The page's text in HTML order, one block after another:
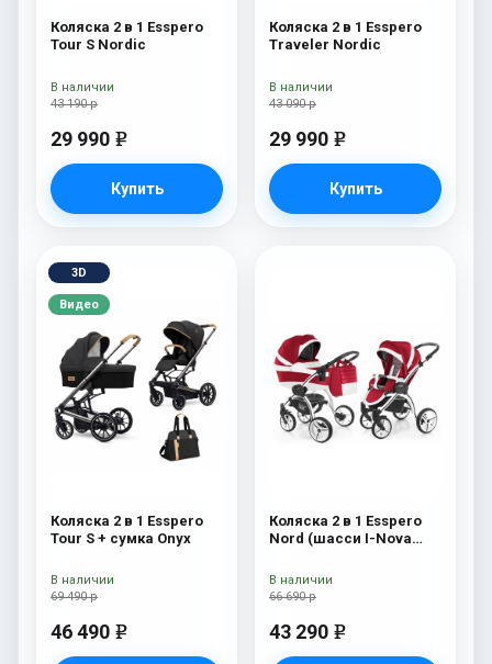
Коляска 2 в 1 Esspero
Tour S Nordic
43 190 р
29 990 e
Купить
В наличии
Коляска 2 в 1 Esspero
Traveler Nordic
43 090 р
29 990 e
Купить
В наличии
3D
Видео
Коляска 2 в 1 Esspero
Tour S + сумка Onyx
69 490 р
46 490 e
В наличии
Коляска 2 в 1 Esspero
Nord (шасси I-Nova
66 690 р
43 290 e
В наличии